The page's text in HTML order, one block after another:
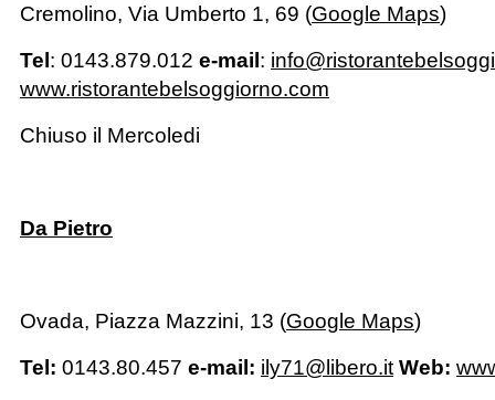
Cremolino, Via Umberto 1, 69 (Google Maps)
Tel: 0143.879.012 e-mail:
www.ristorantebelsoggiorno.com
Chiuso il Mercoledi
Da Pietro
Ovada, Piazza Mazzini, 13 (Google Maps)
Tel: 0143.80.457 e-mail: ily71@libero.it Web: